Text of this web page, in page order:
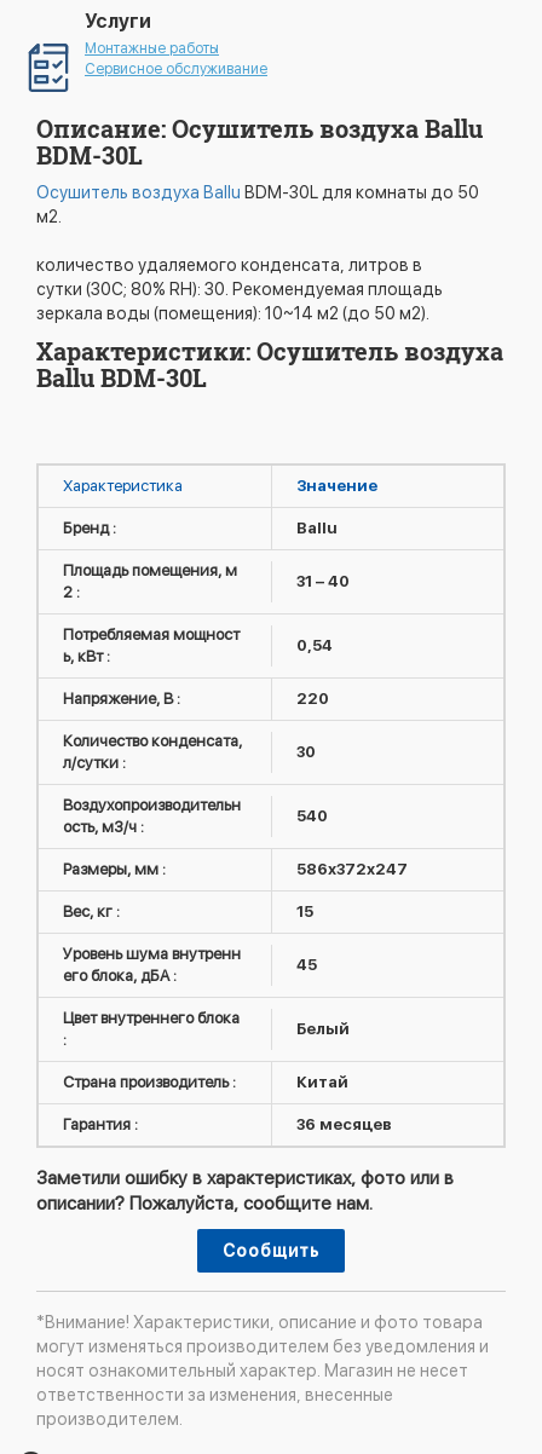
Услуги
Монтажные работы
Сервисное обслуживание
Описание: Осушитель воздуха Ballu
BDM-30L
Осушитель воздуха Ballu BDM-30L для комнаты до 50
м2.
количество удаляемого конденсата, литров в
сутки (30С; 80% RH): 30. Рекомендуемая площадь
зеркала воды (помещения): 10~14 м2 (до 50 м2).
Характеристики: Осушитель воздуха
Ballu BDM-30L
Характеристика Значение
Бренд : Ballu
Площадь помещения, м
2 :
31 – 40
Потребляемая мощност
ь, кВт :
0,54
Напряжение, В : 220
Количество конденсата,
л/сутки :
30
Воздухопроизводительн
ость, м3/ч :
540
Размеры, мм : 586х372х247
Вес, кг : 15
Уровень шума внутренн
его блока, дБА :
45
Цвет внутреннего блока
:
Белый
Страна производитель : Китай
Гарантия : 36 месяцев
Заметили ошибку в характеристиках, фото или в
описании? Пожалуйста, сообщите нам.
Сообщить
*Внимание! Характеристики, описание и фото товара
могут изменяться производителем без уведомления и
носят ознакомительный характер. Магазин не несет
ответственности за изменения, внесенные
производителем.